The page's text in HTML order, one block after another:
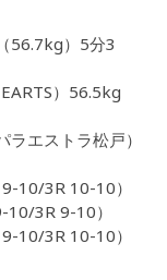
56.7kg）5分3
）56.5kg
エストラ松戸）
10/3R 10-10）
3R 9-10）
3R 10-10）